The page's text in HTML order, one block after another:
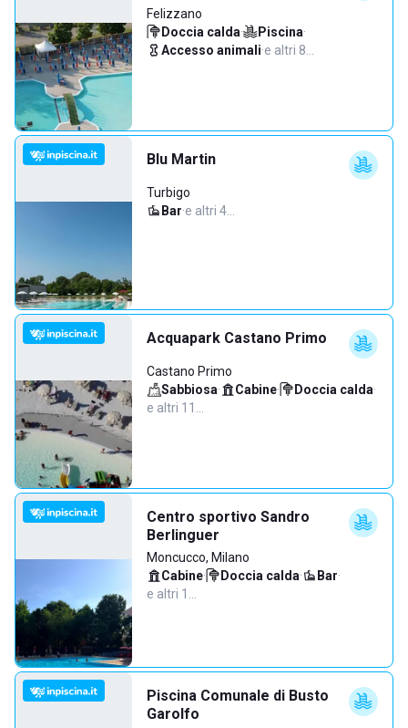
Felizzano
Doccia calda· Piscina·
Accesso animali·e altri 8…
Blu Martin
Turbigo
Bar·e altri 4…
Acquapark Castano Primo
Castano Primo
Sabbiosa· Cabine· Doccia calda·
e altri 11…
Centro sportivo Sandro
Berlinguer
Moncucco, Milano
Cabine· Doccia calda· Bar·
e altri 1…
Piscina Comunale di Busto
Garolfo